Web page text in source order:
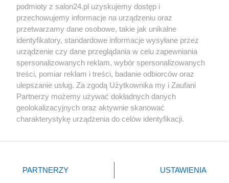
Społeczeństwo
Kultura
X Facebook Instagram Youtube
podmioty z salon24.pl uzyskujemy dostęp i
przechowujemy informacje na urządzeniu oraz
przetwarzamy dane osobowe, takie jak unikalne
identyfikatory, standardowe informacje wysyłane przez
urządzenie czy dane przeglądania w celu zapewniania
spersonalizowanych reklam, wybór spersonalizowanych
treści, pomiar reklam i treści, badanie odbiorców oraz
ulepszanie usług. Za zgodą Użytkownika my i Zaufani
Partnerzy możemy używać dokładnych danych
geolokalizacyjnych oraz aktywnie skanować
charakterystykę urządzenia do celów identyfikacji.
zmienić/wycofać klikając przycisk ustawień prywatności
znajdujący się w lewym dolnym rogu strony
PARTNERZY USTAWIENIA